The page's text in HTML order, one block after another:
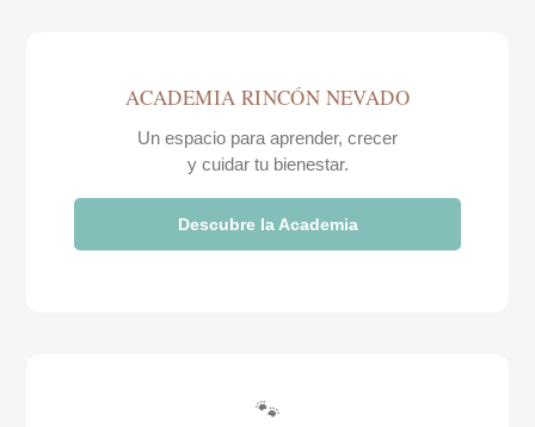
ACADEMIA RINCÓN NEVADO
Un espacio para aprender, crecer
y cuidar tu bienestar.
Descubre la Academia
🐾